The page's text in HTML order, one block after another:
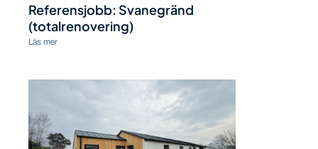
Referensjobb: Svanegränd
(totalrenovering)
Läs mer